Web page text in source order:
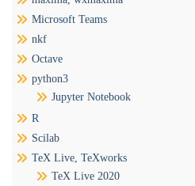
Microsoft Teams
nkf
Octave
python3
Jupyter Notebook
R
Scilab
TeX Live, TeXworks
TeX Live 2020